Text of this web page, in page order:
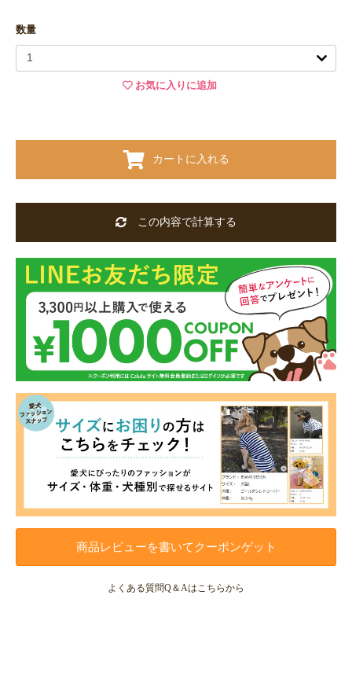
数量
お気に入りに追加
カートに入れる
この内容で計算する
商品レビューを書いてクーポンゲット
よくある質問Q＆Aはこちらから